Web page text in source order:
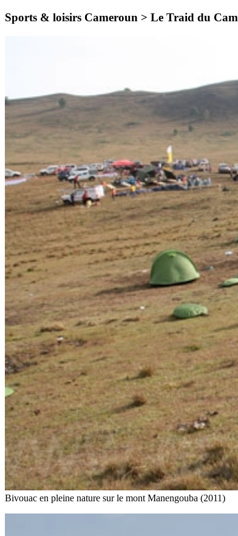
Sports & loisirs Cameroun > Le Traid du
Bivouac en pleine nature sur le mont Manengouba (2011)